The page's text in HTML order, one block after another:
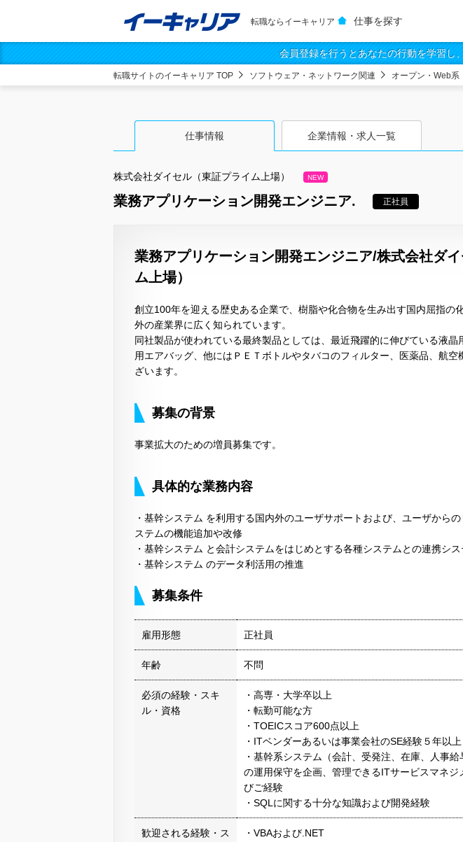
転職ならイーキャリア 仕事を探す
会員登録を行うとあなたの行動を学習し
転職サイトのイーキャリア TOP ソフトウェア・ネットワーク関連 オープン・Web系
仕事情報 企業情報・求人一覧
株式会社ダイセル（東証プライム上場） NEW
業務アプリケーション開発エンジニア. 正社員
業務アプリケーション開発エンジニア/株式会社ダ
ム上場）
創立100年を迎える歴史ある企業で、樹脂や化合物を生み出す国内屈指の
外の産業界に広く知られています。
同社製品が使われている最終製品としては、最近飛躍的に伸びている液晶
用エアバッグ、他にはＰＥＴボトルやタバコのフィルター、医薬品、航空
ざいます。
募集の背景
事業拡大のための増員募集です。
具体的な業務内容
・基幹システム を利用する国内外のユーザサポートおよび、ユーザから
ステムの機能追加や改修
・基幹システム と会計システムをはじめとする各種システムとの連携シ
・基幹システム のデータ利活用の推進
募集条件
雇用形態 正社員
年齢 不問
必須の経験・スキ
ル・資格
・高専・大学卒以上
・転勤可能な方
・TOEICスコア600点以上
・ITベンダーあるいは事業会社のSE経験５年以上
・基幹系システム（会計、受発注、在庫、人事
の運用保守を企画、管理できるITサービスマネジ
びご経験
・SQLに関する十分な知識および開発経験
歓迎される経験・ス
・VBAおよび.NET